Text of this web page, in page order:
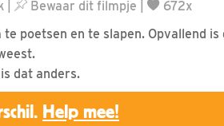
Bewaar dit filmpje
672x
poetsen en te slapen. Opvallend is
dat anders.
Help mee!